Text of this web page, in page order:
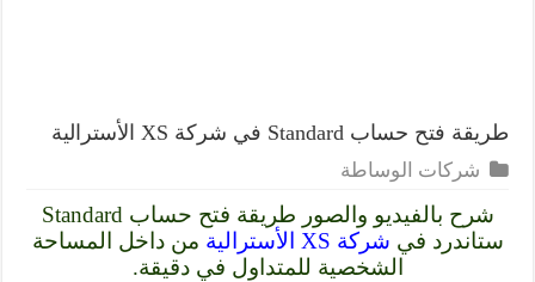
طريقة فتح حساب Standard في شركة XS الأسترالية
شركات الوساطة
شرح بالفيديو والصور طريقة فتح حساب Standard
ستاندرد في شركة XS الأسترالية
من داخل المساحة
الشخصية للمتداول في دقيقة.